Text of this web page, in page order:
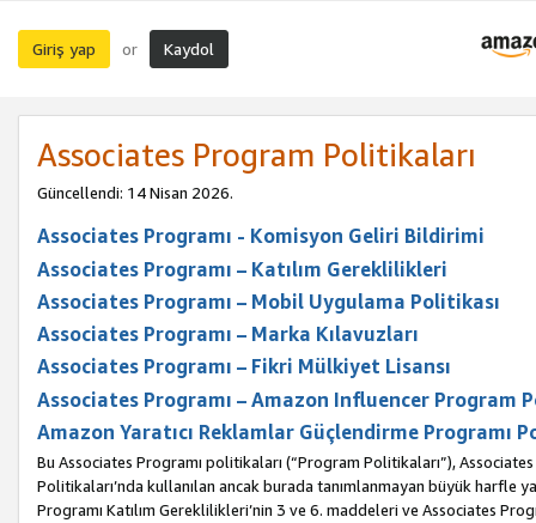
Giriş yap or Kaydol
Associates Program Politikaları
Güncellendi: 14 Nisan 2026.
Associates Programı - Komisyon Geliri Bildirimi
Associates Programı – Katılım Gereklilikleri
Associates Programı – Mobil Uygulama Politikası
Associates Programı – Marka Kılavuzları
Associates Programı – Fikri Mülkiyet Lisansı
Associates Programı – Amazon Influencer Program
Amazon Yaratıcı Reklamlar Güçlendirme Programı
Bu Associates Programı politikaları (“Program Politikaları”),
Politikaları’nda kullanılan ancak burada tanımlanmayan büyük harfle
Programı Katılım Gereklilikleri’nin 3 ve 6. maddeleri ve Associates